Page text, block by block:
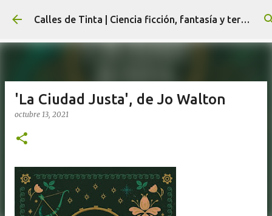
Ir al contenido principal Calles de Tinta | Ciencia ficción, fantasía y terror
'La Ciudad Justa', de Jo Walton
octubre 13, 2021